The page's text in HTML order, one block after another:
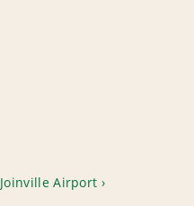
Joinville Airport